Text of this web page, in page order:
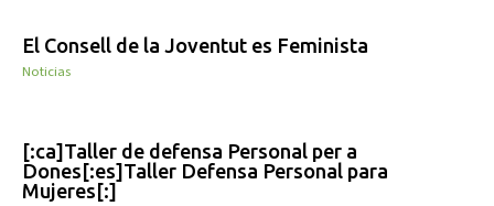
El Consell de la Joventut es Feminista
Noticias
[:ca]Taller de defensa Personal per a
Dones[:es]Taller Defensa Personal para
Mujeres[:]